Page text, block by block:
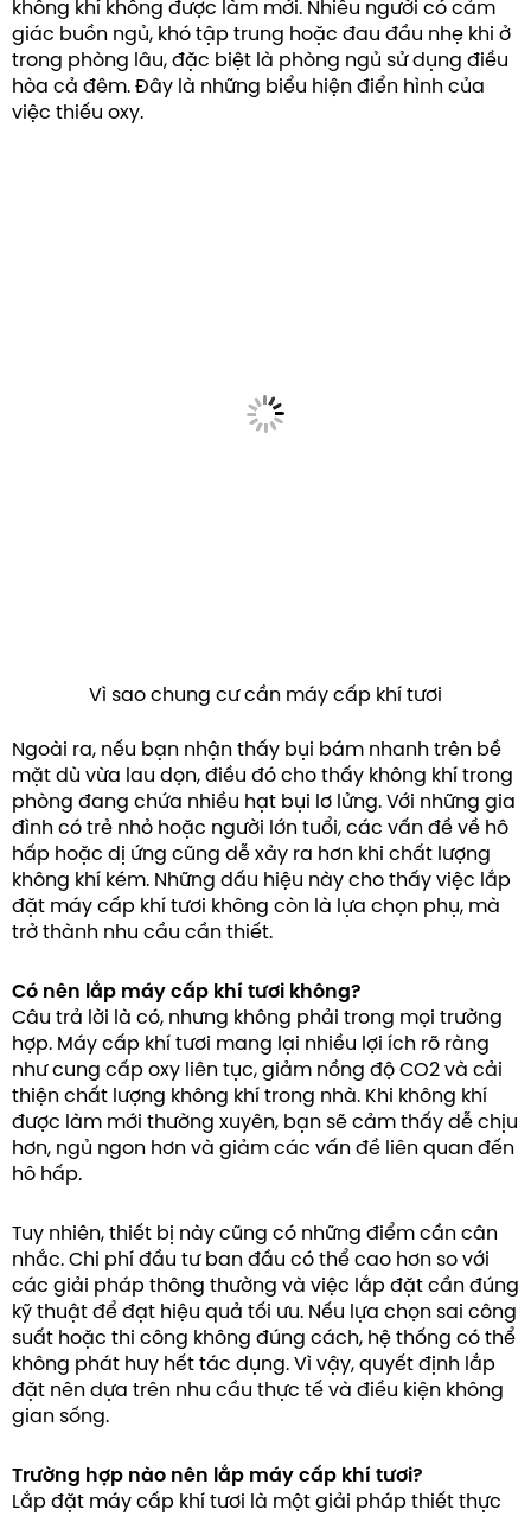
không khí không được làm mới. Nhiều người có cảm
giác buồn ngủ, khó tập trung hoặc đau đầu nhẹ khi ở
trong phòng lâu, đặc biệt là phòng ngủ sử dụng điều
hòa cả đêm. Đây là những biểu hiện điển hình của
việc thiếu oxy.
Vì sao chung cư cần máy cấp khí tươi
Ngoài ra, nếu bạn nhận thấy bụi bám nhanh trên bề
mặt dù vừa lau dọn, điều đó cho thấy không khí trong
phòng đang chứa nhiều hạt bụi lơ lửng. Với những gia
đình có trẻ nhỏ hoặc người lớn tuổi, các vấn đề về hô
hấp hoặc dị ứng cũng dễ xảy ra hơn khi chất lượng
không khí kém. Những dấu hiệu này cho thấy việc lắp
đặt máy cấp khí tươi không còn là lựa chọn phụ, mà
trở thành nhu cầu cần thiết.
Có nên lắp máy cấp khí tươi không?
Câu trả lời là có, nhưng không phải trong mọi trường
hợp. Máy cấp khí tươi mang lại nhiều lợi ích rõ ràng
như cung cấp oxy liên tục, giảm nồng độ CO2 và cải
thiện chất lượng không khí trong nhà. Khi không khí
được làm mới thường xuyên, bạn sẽ cảm thấy dễ chịu
hơn, ngủ ngon hơn và giảm các vấn đề liên quan đến
hô hấp.
Tuy nhiên, thiết bị này cũng có những điểm cần cân
nhắc. Chi phí đầu tư ban đầu có thể cao hơn so với
các giải pháp thông thường và việc lắp đặt cần đúng
kỹ thuật để đạt hiệu quả tối ưu. Nếu lựa chọn sai công
suất hoặc thi công không đúng cách, hệ thống có thể
không phát huy hết tác dụng. Vì vậy, quyết định lắp
đặt nên dựa trên nhu cầu thực tế và điều kiện không
gian sống.
Trường hợp nào nên lắp máy cấp khí tươi?
Lắp đặt máy cấp khí tươi là một giải pháp thiết thực